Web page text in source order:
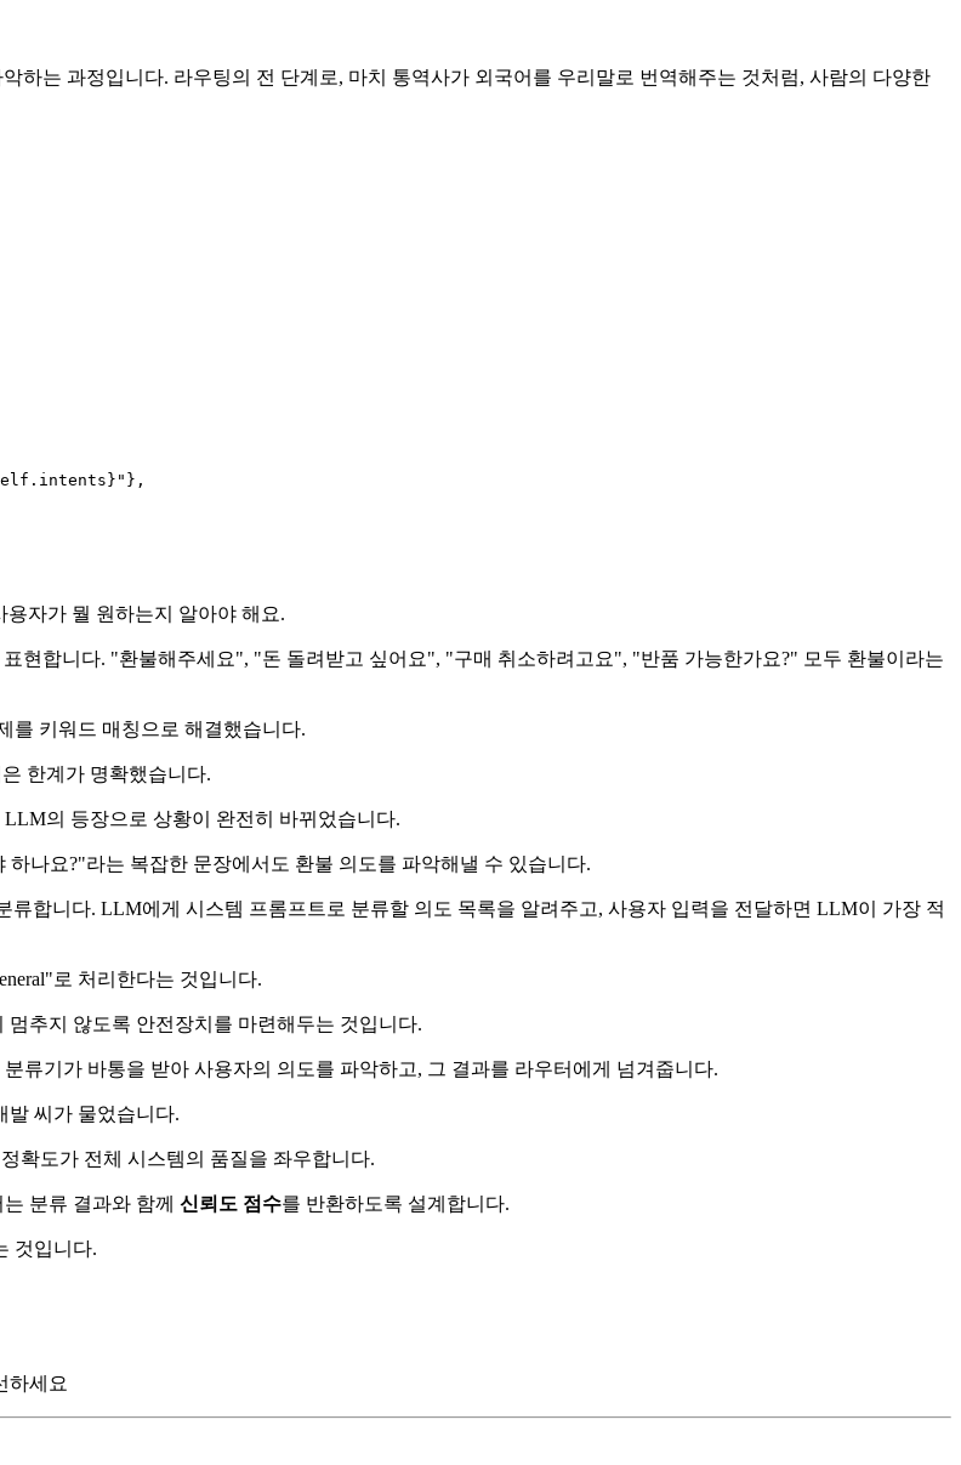
하는 과정입니다. 라우팅의 전 단계로, 마치 통역사가 외국어를 우리말로 번역해주는 것처럼, 사람의 다양한
" },
자가 뭘 원하는지 알아야 해요.
현합니다. "환불해주세요", "돈 돌려받고 싶어요", "구매 취소하려고요", "반품 가능한가요?" 모두 환불이라는
를 키워드 매칭으로 해결했습니다.
한계가 명확했습니다.
의 등장으로 상황이 완전히 바뀌었습니다.
나요?"라는 복잡한 문장에서도 환불 의도를 파악해낼 수 있습니다.
류합니다. LLM에게 시스템 프롬프트로 분류할 의도 목록을 알려주고, 사용자 입력을 전달하면 LLM이 가장 적
로 처리한다는 것입니다.
추지 않도록 안전장치를 마련해두는 것입니다.
류기가 바통을 받아 사용자의 의도를 파악하고, 그 결과를 라우터에게 넘겨줍니다.
발 씨가 물었습니다.
확도가 전체 시스템의 품질을 좌우합니다.
분류 결과와 함께 신뢰도 점수를 반환하도록 설계합니다.
것입니다.
하세요